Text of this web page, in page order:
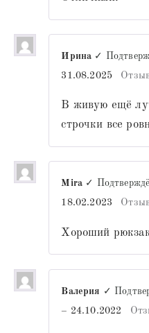
Ирина ✓
31.08.2025
В живую ещё
строчки все
Mira ✓
18.02.2023
Хороший
Валерия ✓
– 24.10.2022